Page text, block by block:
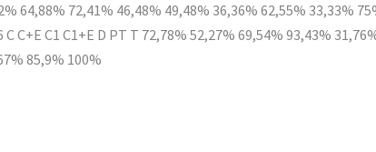
64,88% 72,41% 46,48% 49,48% 36,36% 62,55% 33,33%
C+E C1 C1+E D PT T 72,78% 52,27% 69,54% 93,43%
85,9% 100%